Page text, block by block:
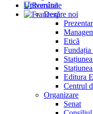
Universitate
Despre noi
Etică
Editura
Centrul
Organizare
Senat